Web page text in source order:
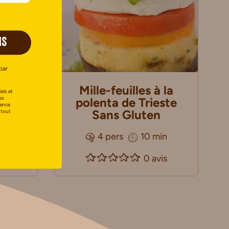
Mille-feuilles à la
polenta de Trieste
Sans Gluten
4 pers
10 min
0 avis
et
tout